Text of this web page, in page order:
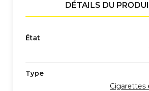
DÉTAILS DU
État
Type
Cigarettes